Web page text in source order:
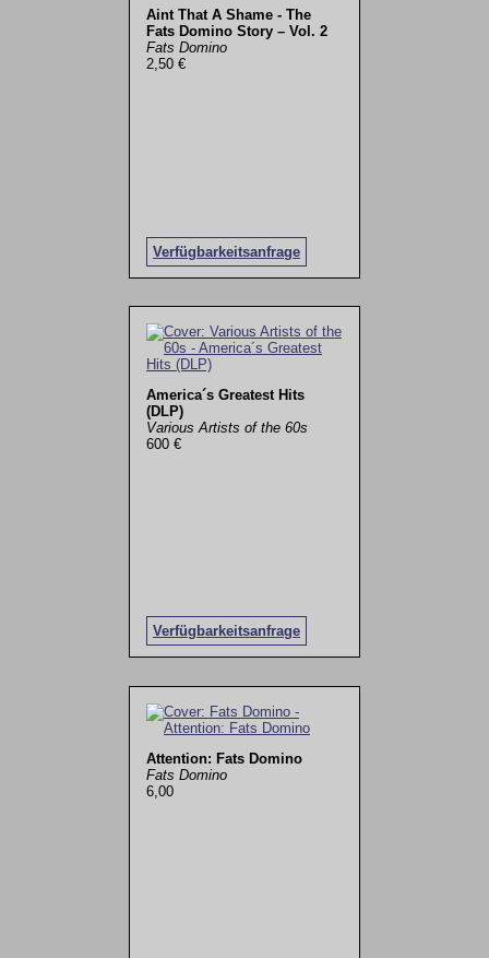
Aint That A Shame - The
Fats Domino Story – Vol. 2
Fats Domino
2,50 €
Verfügbarkeitsanfrage
America´s Greatest Hits
(DLP)
Various Artists of the 60s
600 €
Verfügbarkeitsanfrage
Attention: Fats Domino
Fats Domino
6,00